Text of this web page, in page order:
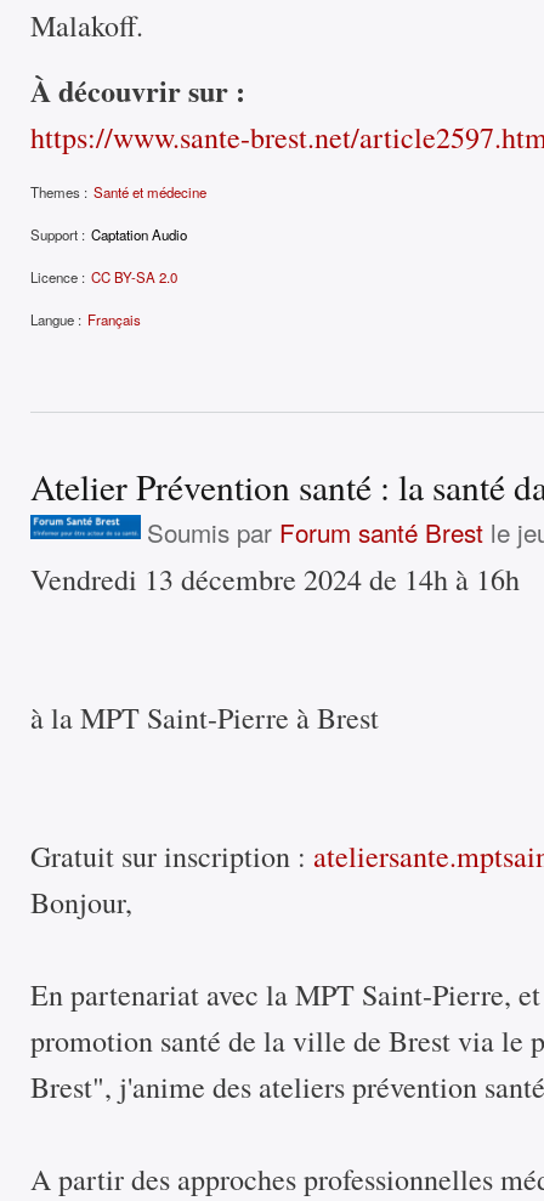
Malakoff.
À découvrir sur :
https://www.sante-brest.net/
Themes : Santé et médecine
Support : Captation Audio
Licence : CC BY-SA 2.0
Langue : Français
Atelier Prévention santé : la santé
Soumis par Forum santé Brestle
Vendredi 13 décembre 2024 de 14h à 16h
à la MPT Saint-Pierre à Brest
Gratuit sur inscription :
Bonjour,
En partenariat avec la MPT Saint-Pierre,
promotion santé de la ville de Brest via le
Brest", j'anime des ateliers prévention
A partir des approches professionnelles